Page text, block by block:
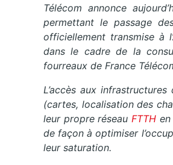
Télécom annonce
permettant le passage
officiellement transmise à
dans le cadre de la
fourreaux de France
L’accès aux
(cartes, localisation des
leur propre réseau FTTH
de façon à optimiser
leur saturation.